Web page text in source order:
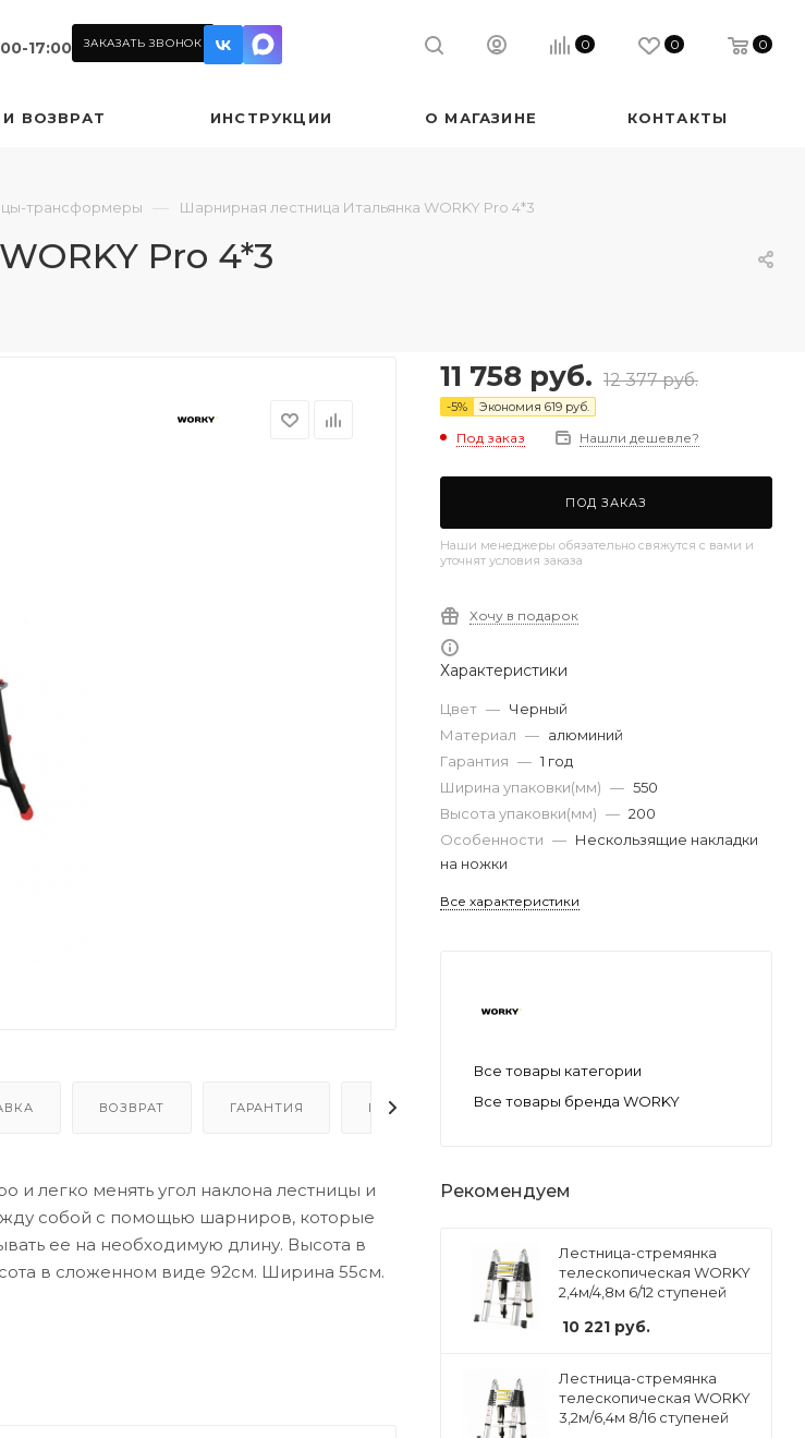
17:00 ЗАКАЗАТЬ ЗВОНОК 0 0 0
ВОЗВРАТ ИНСТРУКЦИИ О МАГАЗИНЕ КОНТАКТЫ
трансформеры — Шарнирная лестница Итальянка WORKY Pro 4*3
Pro 4*3
ВОЗВРАТ ГАРАНТИЯ ВОПРОС-ОТВЕТ
и легко менять угол наклона лестницы и
собой с помощью шарниров, которые
ее на необходимую длину. Высота в
в сложенном виде 92см. Ширина 55см.
11 758 руб. 12 377руб.
-5% Экономия 619 руб.
Под заказ Нашли дешевле?
ПОД ЗАКАЗ
Наши менеджеры обязательно свяжутся с вами и
уточнят условия заказа
Хочу в подарок
Характеристики
Цвет — Черный
Материал — алюминий
Гарантия — 1 год
Ширина упаковки(мм) — 550
Высота упаковки(мм) — 200
Особенности — Нескользящие накладки
на ножки
Все характеристики
Все товары категории
Все товары бренда WORKY
Рекомендуем
Лестница-стремянка
телескопическая WORKY
2,4м/4,8м 6/12 ступеней
10 221 руб.
Лестница-стремянка
телескопическая WORKY
3,2м/6,4м 8/16 ступеней